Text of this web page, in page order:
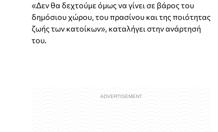
«Δεν θα δεχτούμε όμως να γίνει σε βάρος του
δημόσιου χώρου, του πρασίνου και της ποιότητας
ζωής των κατοίκων», καταλήγει στην ανάρτησή
του.